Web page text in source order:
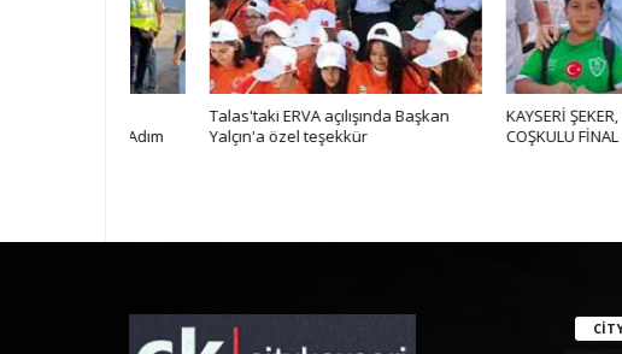
Talas'taki ERVA açılışında Başkan
Yalçın'a özel teşekkür
KAYSERİ ŞEKER, 14.YAZ
COŞKULU FİNAL